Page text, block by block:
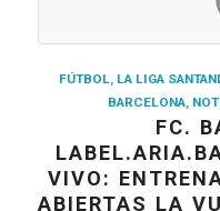
FÚTBOL, LA LIGA
BARCELONA,
FC.
VIVO:
ABIERTAS LA